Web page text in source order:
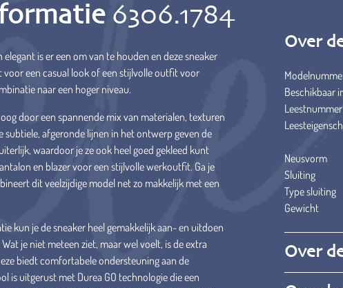
6306.1784
is er een om van te houden en deze sneaker
voor een casual look of een stijlvolle outfit voor
naar een hoger niveau.
door een spannende mix van materialen, texturen
subtiele, afgeronde lijnen in het ontwerp geven de
waardoor je ze ook heel goed gekleed kunt
en blazer voor een stijlvolle werkoutfit. Ga je
dit veelzijdige model net zo makkelijk met een
kun je de sneaker heel gemakkelijk aan- en uitdoen
je niet meteen ziet, maar wel voelt, is de extra
biedt comfortabele ondersteuning aan de
is uitgerust met Durea GO technologie die een
Over
Beschikbaar
Leestnummer
Neusvorm
Sluiting
Type sluiting
Gewicht
Over